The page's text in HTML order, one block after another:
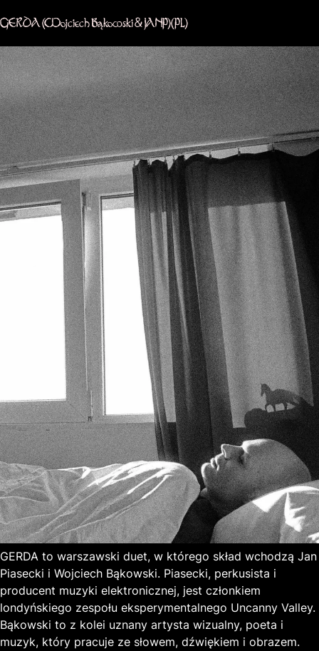
GERDA (Wojciech Bąkowski & JANP)(PL)
GERDA to warszawski duet, w którego skład wchodzą Jan
Piasecki i Wojciech Bąkowski. Piasecki, perkusista i
producent muzyki elektronicznej, jest członkiem
londyńskiego zespołu eksperymentalnego Uncanny Valley.
Bąkowski to z kolei uznany artysta wizualny, poeta i
muzyk, który pracuje ze słowem, dźwiękiem i obrazem.